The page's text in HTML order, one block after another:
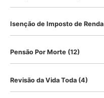
Isenção de Imposto de Renda
Pensão Por Morte (12)
Revisão da Vida Toda (4)